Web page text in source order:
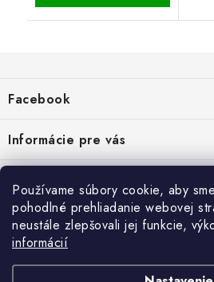
Používame súbory cookie, aby
pohodlné prehliadanie webovej
neustále zlepšovali jej funkcie,
informácií
p
ä
i
Facebook
Informácie pre vás
Dopravné a platobné podmienky
Galéria od Zákaznikov
Kontakt
Blog
Krycie plachty, ešte lepšia kvalita
TIPY A RADY AKO SADIŤ DO SKLENÍKA
Obchodné podmienky
Alternatívne riešenie sporov online - RSO